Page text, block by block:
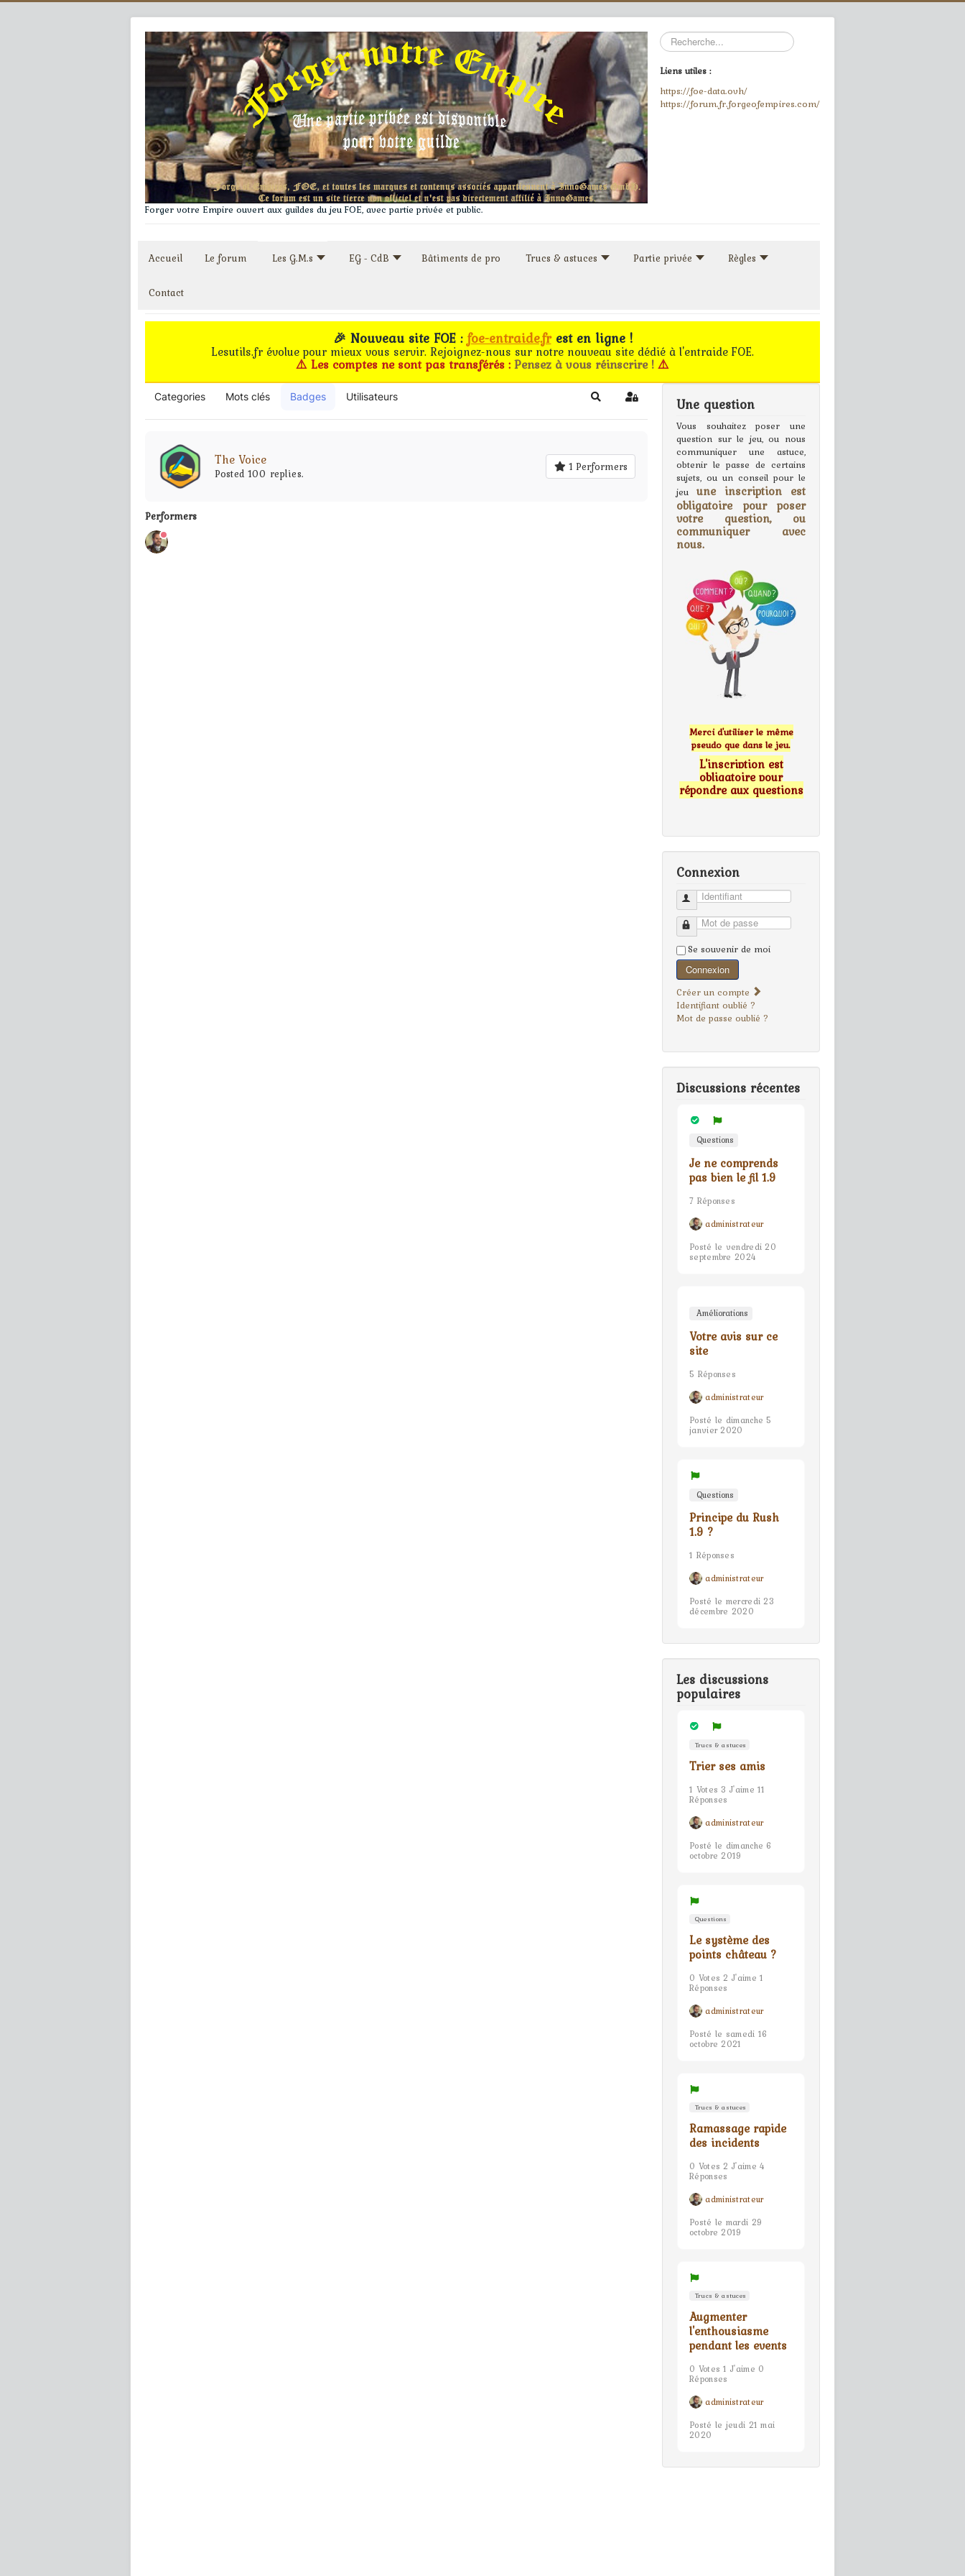
Forger votre Empire ouvert aux guildes du jeu FOE, avec partie privée et public.
Rechercher
Liens utiles :
https://foe-data.ovh/
https://forum.fr.forgeofempires.com/
Accueil Le forum Les G.M.s EG - CdB Bâtiments de pro Trucs & astuces Partie privée Règles
Contact
🎉 Nouveau site FOE :foe-entraide.frest en ligne !
Lesutils.fr évolue pour mieux vous servir. Rejoignez-nous sur notre nouveau site dédié à l'entraide FOE.
⚠️ Les comptes ne sont pas transférés :Pensez à vous réinscrire !⚠️
Categories Mots clés Badges Utilisateurs Search Sign In
The Voice
Posted 100 replies. 1 Performers
Performers
Une question
Vous souhaitez poser une
question sur le jeu, ou nous
communiquer une astuce,
obtenir le passe de certains
sujets, ou un conseil pour le
jeu une inscription est
obligatoire pour poser
votre question, ou
communiquer avec
nous.
Merci d'utiliser le même
pseudo que dans le jeu.
L'inscription est
obligatoire pour
répondre aux questions
Connexion
Identifiant
Mot de passe
Se souvenir de moi
Connexion
Créer un compte
Identifiant oublié ?
Mot de passe oublié ?
Discussions récentes
Questions
Je ne comprends
pas bien le fil 1.9
7 Réponses
administrateur
Posté le vendredi 20
septembre 2024
Améliorations
Votre avis sur ce
site
5 Réponses
administrateur
Posté le dimanche 5
janvier 2020
Questions
Principe du Rush
1.9 ?
1 Réponses
administrateur
Posté le mercredi 23
décembre 2020
Les discussions
populaires
Trucs & astuces
Trier ses amis
1 Votes 3 J'aime 11
Réponses
administrateur
Posté le dimanche 6
octobre 2019
Questions
Le système des
points château ?
0 Votes 2 J'aime 1
Réponses
administrateur
Posté le samedi 16
octobre 2021
Trucs & astuces
Ramassage rapide
des incidents
0 Votes 2 J'aime 4
Réponses
administrateur
Posté le mardi 29
octobre 2019
Trucs & astuces
Augmenter
l'enthousiasme
pendant les events
0 Votes 1 J'aime 0
Réponses
administrateur
Posté le jeudi 21 mai
2020